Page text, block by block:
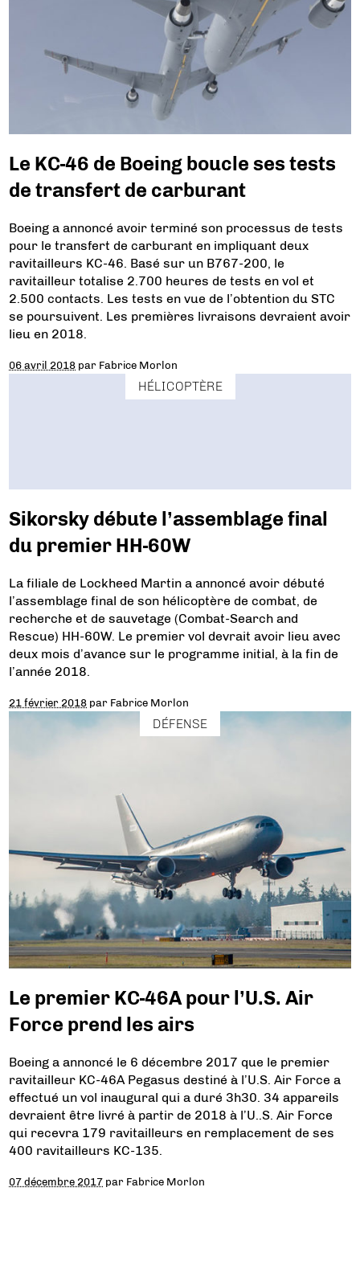
Le KC-46 de Boeing boucle ses tests
de transfert de carburant
Boeing a annoncé avoir terminé son processus de tests
pour le transfert de carburant en impliquant deux
ravitailleurs KC-46. Basé sur un B767-200, le
ravitailleur totalise 2.700 heures de tests en vol et
2.500 contacts. Les tests en vue de l’obtention du STC
se poursuivent. Les premières livraisons devraient avoir
lieu en 2018.
06 avril 2018 par Fabrice Morlon
HÉLICOPTÈRE
Sikorsky débute l’assemblage final
du premier HH-60W
La filiale de Lockheed Martin a annoncé avoir débuté
l’assemblage final de son hélicoptère de combat, de
recherche et de sauvetage (Combat-Search and
Rescue) HH-60W. Le premier vol devrait avoir lieu avec
deux mois d’avance sur le programme initial, à la fin de
l’année 2018.
21 février 2018 par Fabrice Morlon
DÉFENSE
Le premier KC-46A pour l’U.S. Air
Force prend les airs
Boeing a annoncé le 6 décembre 2017 que le premier
ravitailleur KC-46A Pegasus destiné à l’U.S. Air Force a
effectué un vol inaugural qui a duré 3h30. 34 appareils
devraient être livré à partir de 2018 à l’U..S. Air Force
qui recevra 179 ravitailleurs en remplacement de ses
400 ravitailleurs KC-135.
07 décembre 2017 par Fabrice Morlon